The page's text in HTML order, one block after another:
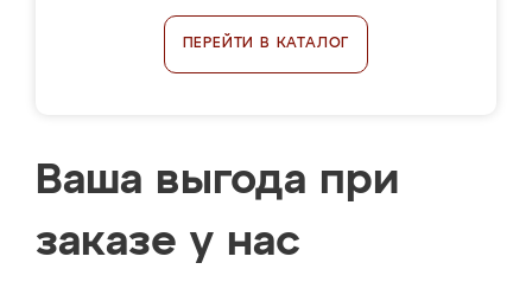
ПЕРЕЙТИ В КАТАЛОГ
Ваша выгода при
заказе у нас